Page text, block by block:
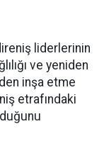
liderlerinin
ve yeniden
inşa etme
etrafındaki